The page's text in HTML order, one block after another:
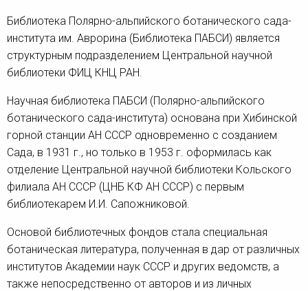
Библиотека Полярно-альпийского ботанического сада-
института им. Аврорина (Библиотека ПАБСИ) является
структурным подразделением Центральной научной
библиотеки ФИЦ КНЦ РАН.
Научная библиотека ПАБСИ (Полярно-альпийского
ботанического сада-института) основана при Хибинской
горной станции АН СССР одновременно с созданием
Сада, в 1931 г., но только в 1953 г. оформилась как
отделение Центральной научной библиотеки Кольского
филиала АН СССР (ЦНБ КФ АН СССР) с первым
библиотекарем И.И. Сапожниковой.
Основой библиотечных фондов стала специальная
ботаническая литература, полученная в дар от различных
институтов Академии наук СССР и других ведомств, а
также непосредственно от авторов и из личных